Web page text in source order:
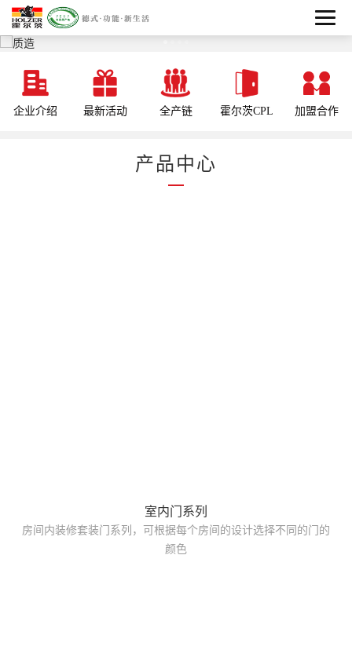
企业介绍 最新活动 全产链 霍尔茨CPL 加盟合作
产品中心
室内门系列
房间内装修套装门系列，可根据每个房间的设计选择不同的门的
颜色